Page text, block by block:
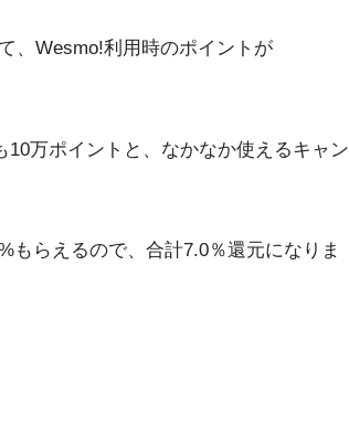
、Wesmo!利用時のポイントが
万ポイントと、なかなか使えるキャン
もらえるので、合計7.0％還元になりま